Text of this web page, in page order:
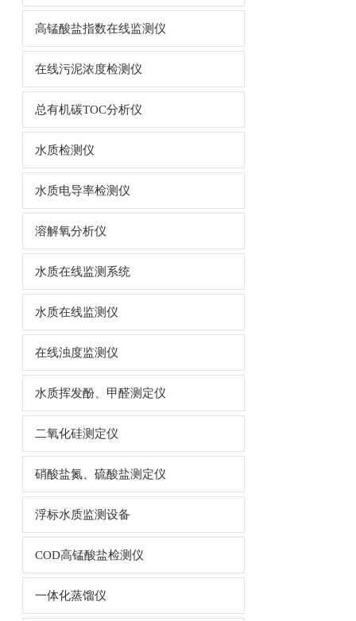
高锰酸盐指数在线监测仪
在线污泥浓度检测仪
总有机碳TOC分析仪
水质检测仪
水质电导率检测仪
溶解氧分析仪
水质在线监测系统
水质在线监测仪
在线浊度监测仪
水质挥发酚、甲醛测定仪
二氧化硅测定仪
硝酸盐氮、硫酸盐测定仪
浮标水质监测设备
COD高锰酸盐检测仪
一体化蒸馏仪